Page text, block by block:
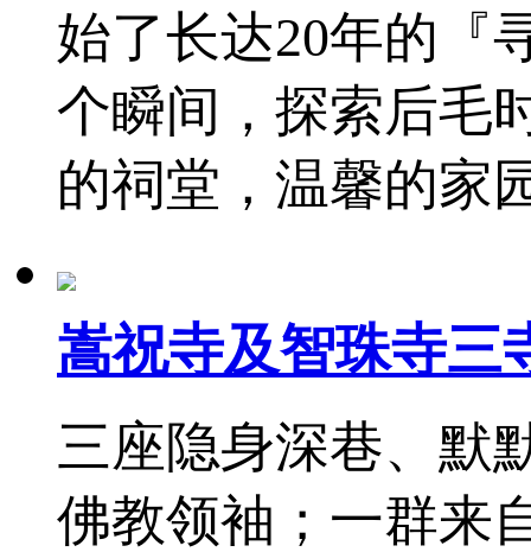
始了长达20年的『
个瞬间，探索后毛
的祠堂，温馨的
嵩祝寺及智珠寺三
三座隐身深巷、默
佛教领袖；一群来